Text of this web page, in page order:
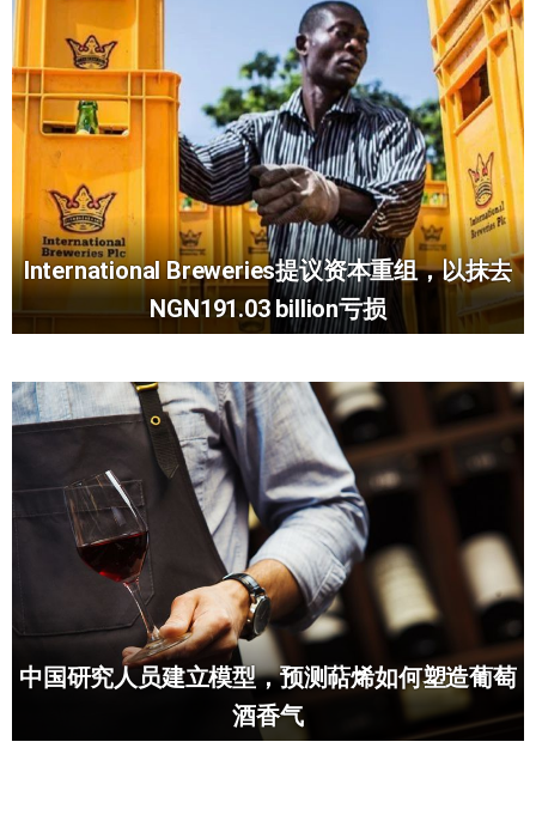
International Breweries提议资本重组，以抹去
NGN191.03 billion亏损
中国研究人员建立模型，预测萜烯如何塑造葡萄
酒香气